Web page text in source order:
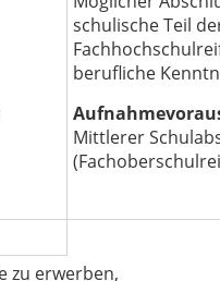
schulische Teil
berufliche
Mittlerer
zu erwerben,